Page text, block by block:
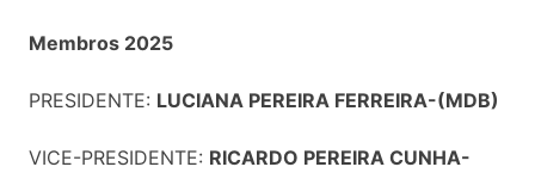
Membros 2025
PRESIDENTE: LUCIANA PEREIRA FERREIRA-(MDB)
VICE-PRESIDENTE: RICARDO PEREIRA CUNHA-